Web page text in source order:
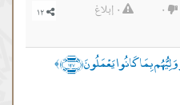
٠ ٠ إبلاغ
بِمَا كَانُوا يَعْمَلُونَ ﴿١٢٧﴾ ﴾